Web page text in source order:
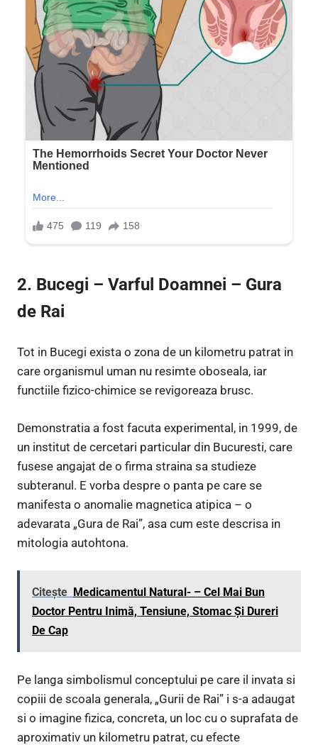
2. Bucegi – Varful Doamnei – Gura
de Rai
Tot in Bucegi exista o zona de un kilometru patrat in
care organismul uman nu resimte oboseala, iar
functiile fizico-chimice se revigoreaza brusc.
Demonstratia a fost facuta experimental, in 1999, de
un institut de cercetari particular din Bucuresti, care
fusese angajat de o firma straina sa studieze
subteranul. E vorba despre o panta pe care se
manifesta o anomalie magnetica atipica – o
adevarata „Gura de Rai”, asa cum este descrisa in
mitologia autohtona.
Citește Medicamentul Natural- – Cel Mai Bun
Doctor Pentru Inimă, Tensiune, Stomac Și Dureri
De Cap
Pe langa simbolismul conceptului pe care il invata si
copiii de scoala generala, „Gurii de Rai” i s-a adaugat
si o imagine fizica, concreta, un loc cu o suprafata de
aproximativ un kilometru patrat, cu efecte